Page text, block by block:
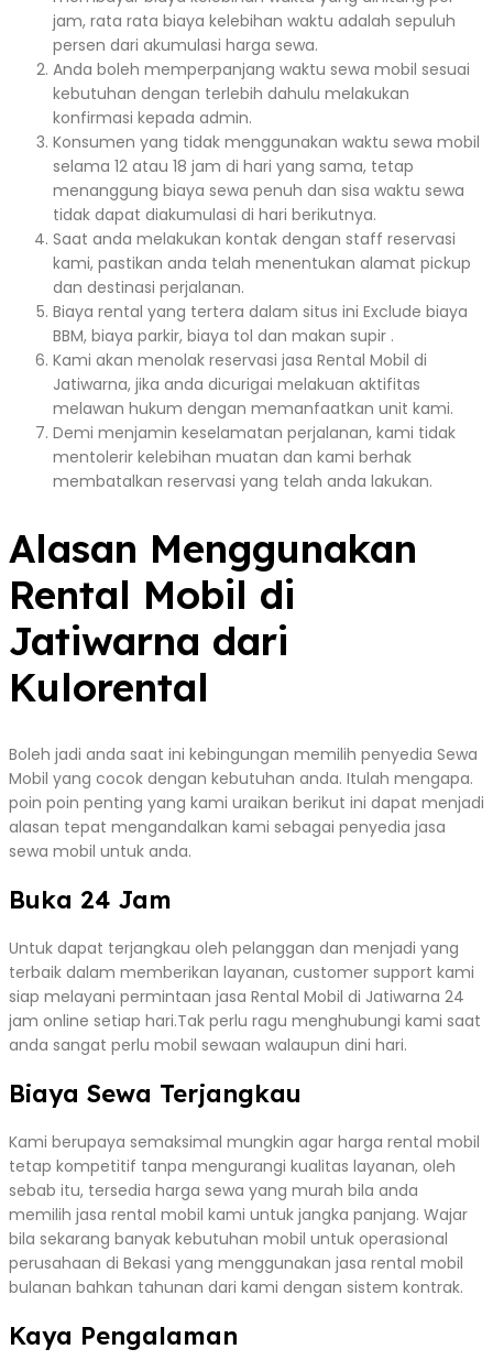
jam, rata rata biaya kelebihan waktu adalah sepuluh
persen dari akumulasi harga sewa.
Anda boleh memperpanjang waktu sewa mobil sesuai
kebutuhan dengan terlebih dahulu melakukan
konfirmasi kepada admin.
Konsumen yang tidak menggunakan waktu sewa mobil
selama 12 atau 18 jam di hari yang sama, tetap
menanggung biaya sewa penuh dan sisa waktu sewa
tidak dapat diakumulasi di hari berikutnya.
Saat anda melakukan kontak dengan staff reservasi
kami, pastikan anda telah menentukan alamat pickup
dan destinasi perjalanan.
Biaya rental yang tertera dalam situs ini Exclude biaya
BBM, biaya parkir, biaya tol dan makan supir .
Kami akan menolak reservasi jasa Rental Mobil di
Jatiwarna, jika anda dicurigai melakuan aktifitas
melawan hukum dengan memanfaatkan unit kami.
Demi menjamin keselamatan perjalanan, kami tidak
mentolerir kelebihan muatan dan kami berhak
membatalkan reservasi yang telah anda lakukan.
Alasan Menggunakan
Rental Mobil di
Jatiwarna dari
Kulorental
Boleh jadi anda saat ini kebingungan memilih penyedia Sewa
Mobil yang cocok dengan kebutuhan anda. Itulah mengapa.
poin poin penting yang kami uraikan berikut ini dapat menjadi
alasan tepat mengandalkan kami sebagai penyedia jasa
sewa mobil untuk anda.
Buka 24 Jam
Untuk dapat terjangkau oleh pelanggan dan menjadi yang
terbaik dalam memberikan layanan, customer support kami
siap melayani permintaan jasa Rental Mobil di Jatiwarna 24
jam online setiap hari.Tak perlu ragu menghubungi kami saat
anda sangat perlu mobil sewaan walaupun dini hari.
Biaya Sewa Terjangkau
Kami berupaya semaksimal mungkin agar harga rental mobil
tetap kompetitif tanpa mengurangi kualitas layanan, oleh
sebab itu, tersedia harga sewa yang murah bila anda
memilih jasa rental mobil kami untuk jangka panjang. Wajar
bila sekarang banyak kebutuhan mobil untuk operasional
perusahaan di Bekasi yang menggunakan jasa rental mobil
bulanan bahkan tahunan dari kami dengan sistem kontrak.
Kaya Pengalaman